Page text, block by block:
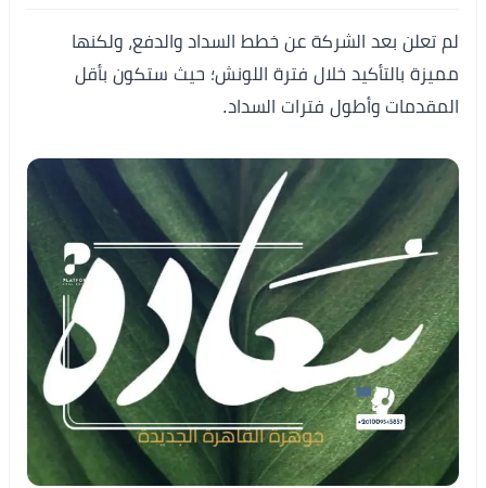
لم تعلن بعد الشركة عن خطط السداد والدفع، ولكنها
مميزة بالتأكيد خلال فترة اللونش؛ حيث ستكون بأقل
المقدمات وأطول فترات السداد.